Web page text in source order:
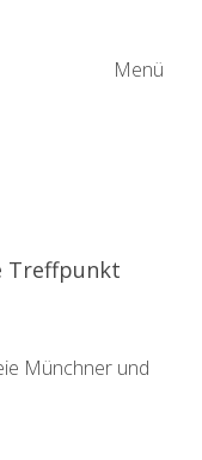
Menü
Treffpunkt
Münchner und